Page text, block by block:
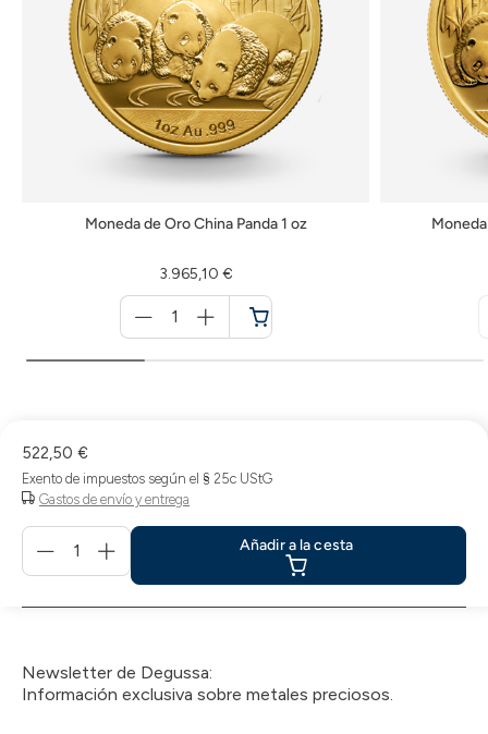
Moneda de Oro China Panda 1 oz
3.965,10 €
für
Cesta
de
522,50 €
Exento de impuestos según el § 25c UStG
Gastos de envío y entrega
Añadir
la
Añadir a la cesta
Newsletter de Degussa:
Información exclusiva sobre metales preciosos.